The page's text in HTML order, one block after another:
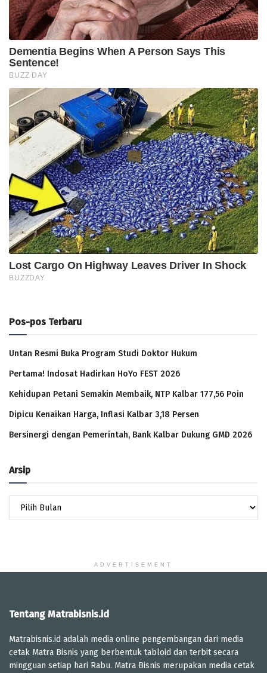
Pos-pos Terbaru
Untan Resmi Buka Program Studi Doktor Hukum
Pertama! Indosat Hadirkan HoYo FEST 2026
Kehidupan Petani Semakin Membaik, NTP Kalbar 177,56 Poin
Dipicu Kenaikan Harga, Inflasi Kalbar 3,18 Persen
Bersinergi dengan Pemerintah, Bank Kalbar Dukung GMD 2026
Arsip
ADVERTISEMENT
Tentang Matrabisnis.id
Matrabisnis.id adalah media online pengembangan dari media
cetak Matra Bisnis yang berbentuk tabloid dan terbit secara
mingguan setiap hari Rabu. Matra Bisnis merupakan media cetak